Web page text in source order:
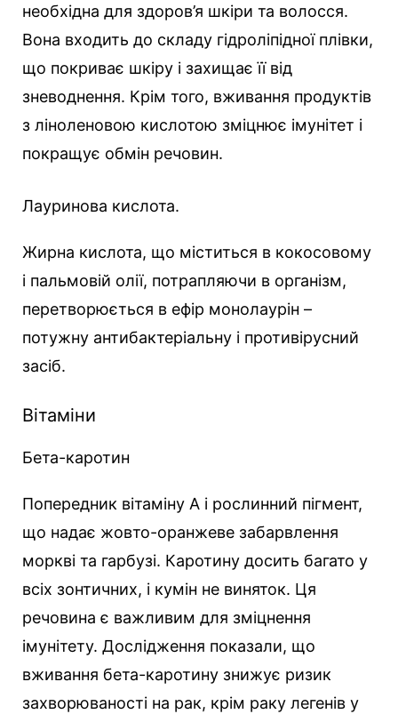
необхідна для здоров’я шкіри та волосся.
Вона входить до складу гідроліпідної плівки,
що покриває шкіру і захищає її від
зневоднення. Крім того, вживання продуктів
з ліноленовою кислотою зміцнює імунітет і
покращує обмін речовин.
Лауринова кислота.
Жирна кислота, що міститься в кокосовому
і пальмовій олії, потрапляючи в організм,
перетворюється в ефір монолаурін –
потужну антибактеріальну і противірусний
засіб.
Вітаміни
Бета-каротин
Попередник вітаміну А і рослинний пігмент,
що надає жовто-оранжеве забарвлення
моркві та гарбузі. Каротину досить багато у
всіх зонтичних, і кумін не виняток. Ця
речовина є важливим для зміцнення
імунітету. Дослідження показали, що
вживання бета-каротину знижує ризик
захворюваності на рак, крім раку легенів у